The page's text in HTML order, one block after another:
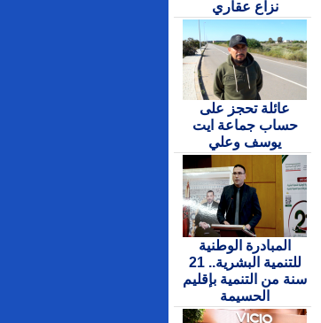
نزاع عقاري
عائلة تحجز على
حساب جماعة ايت
يوسف وعلي
المبادرة الوطنية
للتنمية البشرية.. 21
سنة من التنمية بإقليم
الحسيمة